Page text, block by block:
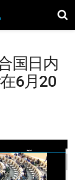
国日内
6月20